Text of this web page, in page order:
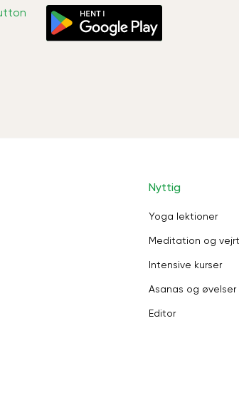
Nyttig
Yoga lektioner
Meditation og
Intensive kurser
Asanas og øvelser
Editor